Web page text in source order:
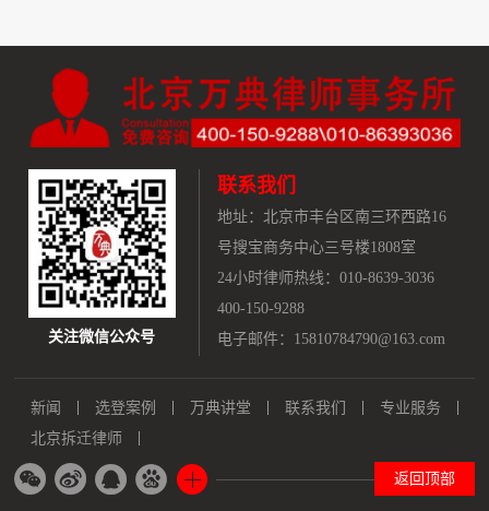
关注微信公众号
联系我们
地址： 北京市丰台区南三环西路16
号搜宝商务中心三号楼1808室
24小时律师热线：010-8639-3036
400-150-9288
电子邮件：15810784790@163.com
新闻 选登案例 万典讲堂 联系我们
专业服务
北京拆迁律师
返回顶部